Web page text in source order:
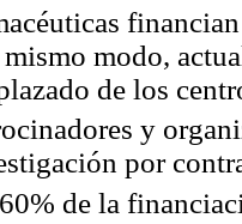
modo,
de los
y
por
de la